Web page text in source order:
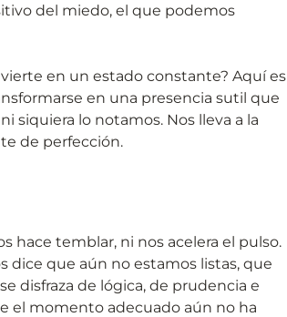
del miedo, el que podemos
en un estado constante? Aquí es
en una presencia sutil que
siquiera lo notamos. Nos lleva a la
de perfección.
hace temblar, ni nos acelera el pulso.
dice que aún no estamos listas, que
disfraza de lógica, de prudencia e
el momento adecuado aún no ha